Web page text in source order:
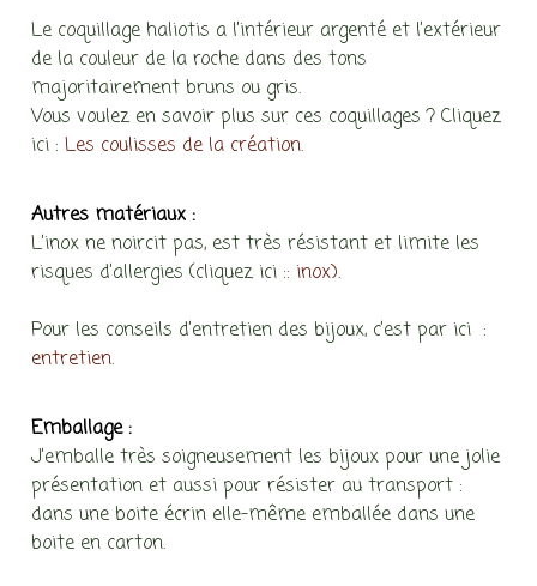
Le coquillage haliotis a l’intérieur argenté et l’extérieur
de la couleur de la roche dans des tons
majoritairement bruns ou gris.
Vous voulez en savoir plus sur ces coquillages ? Cliquez
ici :Les coulisses de la création.
Autres matériaux :
L’inox ne noircit pas, est très résistant et limite les
risques d’allergies (cliquez ici :: inox).
Pour les conseils d’entretien des bijoux, c’est par ici :
entretien.
Emballage :
J’emballe très soigneusement les bijoux pour une jolie
présentation et aussi pour résister au transport :
dans une boite écrin elle-même emballée dans une
boite en carton.